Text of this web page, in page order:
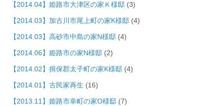
【2014.04】姫路市大津区の家Ｋ様邸 (3)
【2014.03】加古川市尾上町の家K様邸 (4)
【2014.03】高砂市中島の家N様邸 (4)
【2014.06】姫路市の家N様邸 (2)
【2014.02】揖保郡太子町の家K様邸 (4)
【2014.01】古民家再生 (16)
【2013.11】姫路市幸町の家O様邸 (7)